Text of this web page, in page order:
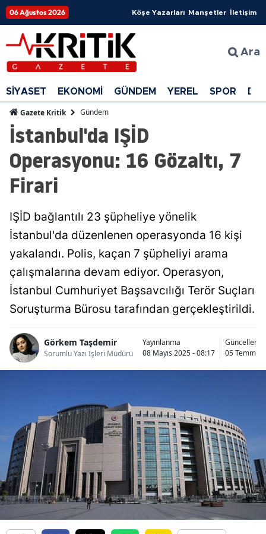
06 Ağustos 2026 Köşe Yazarları Manşetler İletişim
Ara
SİYASET EKONOMİ GÜNDEM YEREL SPOR
Gazete Kritik Gündem
İstanbul'da IŞİD
Operasyonu: 16 Gözaltı, 7
Firari
IŞİD bağlantılı 23 şüpheliye yönelik
İstanbul'da düzenlenen operasyonda 16 kişi
yakalandı. Polis, kaçan 7 şüpheliyi arama
çalışmalarına devam ediyor. Operasyon,
İstanbul Cumhuriyet Başsavcılığı Terör Suçları
Soruşturma Bürosu tarafından gerçekleştirildi.
Görkem Taşdemir
Sorumlu Yazı İşleri Müdürü
Yayınlanma
08 Mayıs 2025 - 08:17
05 Temmuz